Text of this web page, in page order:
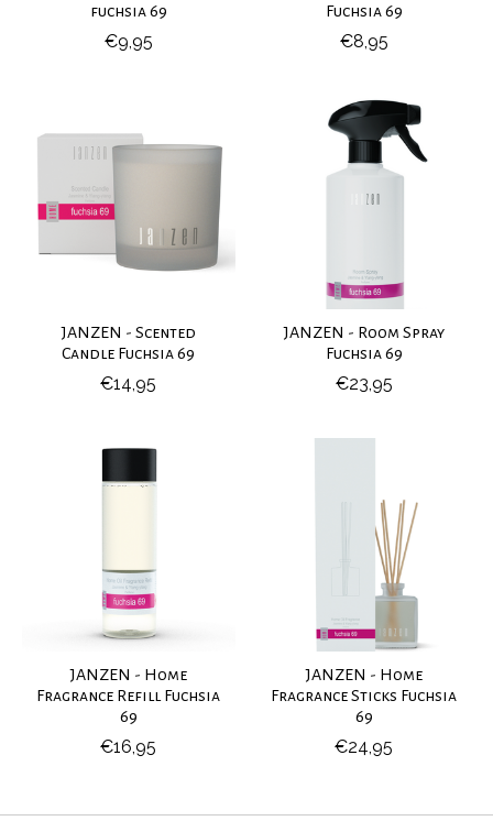
fuchsia 69
€9,95
Fuchsia 69
€8,95
JANZEN - Scented
Candle Fuchsia 69
€14,95
JANZEN - Room Spray
Fuchsia 69
€23,95
JANZEN - Home
Fragrance Refill Fuchsia
69
€16,95
JANZEN - Home
Fragrance Sticks Fuchsia
69
€24,95